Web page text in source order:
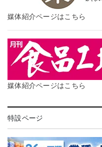
媒体紹介ページはこちら
媒体紹介ページはこちら
特設ページ